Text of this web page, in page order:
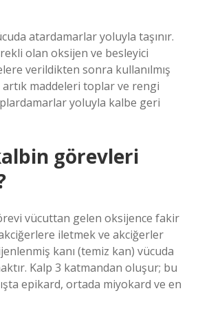
atardamarlar yoluyla taşınır.
olan oksijen ve besleyici
verildikten sonra kullanılmış
maddeleri toplar ve rengi
yoluyla kalbe geri
görevleri
vücuttan gelen oksijence fakir
iletmek ve akciğerler
kanı (temiz kan) vücuda
Kalp 3 katmandan oluşur; bu
epikard, ortada miyokard ve en